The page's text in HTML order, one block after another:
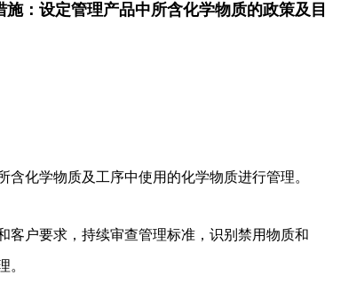
：设定管理产品中所含化学物质的政策及目
化学物质及工序中使用的化学物质进行管理。
客户要求，持续审查管理标准，识别禁用物质和
。